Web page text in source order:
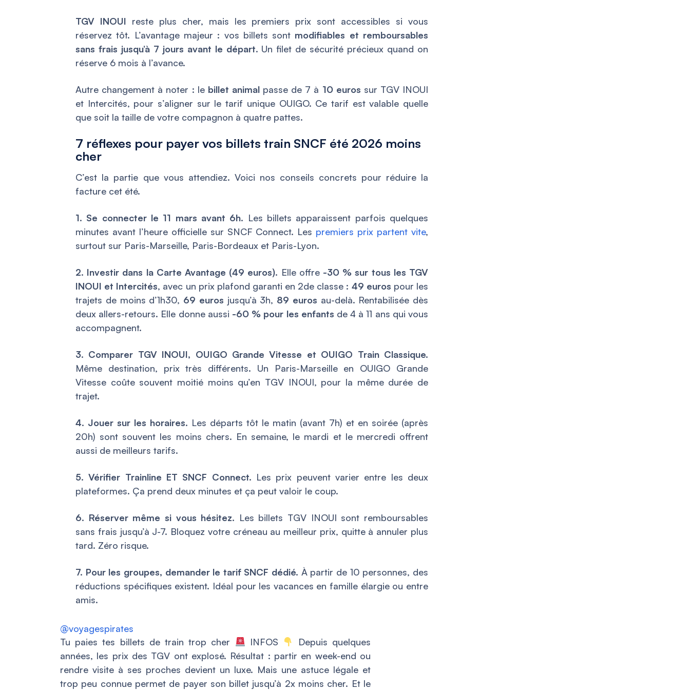
TGV INOUI reste plus cher, mais les premiers prix sont accessibles si vous
réservez tôt. L’avantage majeur : vos billets sont modifiables et remboursables
sans frais jusqu’à 7 jours avant le départ. Un filet de sécurité précieux quand on
réserve 6 mois à l’avance.
Autre changement à noter : le billet animalpasse de 7 à 10 euros sur TGV INOUI
et Intercités, pour s’aligner sur le tarif unique OUIGO. Ce tarif est valable quelle
que soit la taille de votre compagnon à quatre pattes.
7 réflexes pour payer vos billets train SNCF été 2026 moins
cher
C’est la partie que vous attendiez. Voici nos conseils concrets pour réduire la
facture cet été.
1. Se connecter le 11 mars avant 6h. Les billets apparaissent parfois quelques
minutes avant l’heure officielle sur SNCF Connect. Les premiers prix partent vite,
surtout sur Paris-Marseille, Paris-Bordeaux et Paris-Lyon.
2. Investir dans la Carte Avantage (49 euros). Elle offre -30 % sur tous les TGV
INOUI et Intercités, avec un prix plafond garanti en 2de classe : 49 euros pour les
trajets de moins d’1h30, 69 euros jusqu’à 3h, 89 euros au-delà. Rentabilisée dès
deux allers-retours. Elle donne aussi -60 % pour les enfants de 4 à 11 ans qui vous
accompagnent.
3. Comparer TGV INOUI, OUIGO Grande Vitesse et OUIGO Train Classique.
Même destination, prix très différents. Un Paris-Marseille en OUIGO Grande
Vitesse coûte souvent moitié moins qu’en TGV INOUI, pour la même durée de
trajet.
4. Jouer sur les horaires. Les départs tôt le matin (avant 7h) et en soirée (après
20h) sont souvent les moins chers. En semaine, le mardi et le mercredi offrent
aussi de meilleurs tarifs.
5. Vérifier Trainline ET SNCF Connect. Les prix peuvent varier entre les deux
plateformes. Ça prend deux minutes et ça peut valoir le coup.
6. Réserver même si vous hésitez. Les billets TGV INOUI sont remboursables
sans frais jusqu’à J-7. Bloquez votre créneau au meilleur prix, quitte à annuler plus
tard. Zéro risque.
7. Pour les groupes, demander le tarif SNCF dédié. À partir de 10 personnes, des
réductions spécifiques existent. Idéal pour les vacances en famille élargie ou entre
amis.
@voyagespirates
Tu paies tes billets de train trop cher
INFOS
Depuis quelques
années, les prix des TGV ont explosé. Résultat : partir en week-end ou
rendre visite à ses proches devient un luxe. Mais une astuce légale et
trop peu connue permet de payer son billet jusqu’à 2x moins cher. Et le